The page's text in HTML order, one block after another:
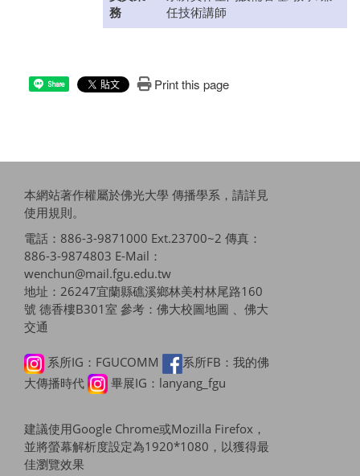
務
任技術講師
Share Print this page
本網站著作權屬於佛光大學 傳播學系，請詳見
使用規則。
電話：886-3-9871000 Ext.23700~2 傳真：
886-3-9874803 E-Mail：
wenchun@mail.fgu.edu.tw
地址：26247宜蘭縣礁溪鄉林美村林尾路160
號 德香樓B301室 參考： 佛大校圖地圖 、佛大
交通
系所IG：FGUCOMM
系所FB：我的佛
大傳播時代
畢展IG：lanyang_fgu
建議使用Google Chrome或Mozilla Firefox，
並將螢幕解析度設定為1920*1080，以獲得最
佳瀏覽效果